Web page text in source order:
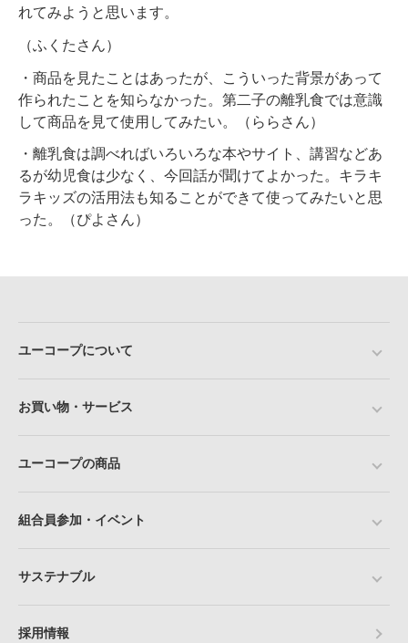
れてみようと思います。
（ふくたさん）
・商品を見たことはあったが、こういった背景があって
作られたことを知らなかった。第二子の離乳食では意識
して商品を見て使用してみたい。（ららさん）
・離乳食は調べればいろいろな本やサイト、講習などあ
るが幼児食は少なく、今回話が聞けてよかった。キラキ
ラキッズの活用法も知ることができて使ってみたいと思
った。（ぴよさん）
ユーコープについて
お買い物・サービス
ユーコープの商品
組合員参加・イベント
サステナブル
採用情報